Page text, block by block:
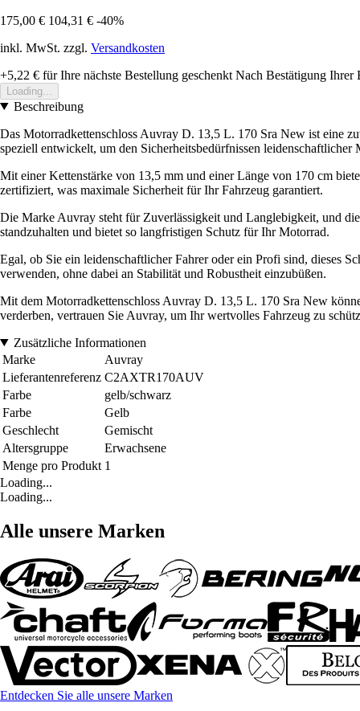
175,00 € 104,31 € -40%
inkl. MwSt. zzgl. Versandkosten
+5,22 € für Ihre nächste Bestellung geschenkt Nach Bestätigung Ihrer
Loading...
Beschreibung
Das Motorradkettenschloss Auvray D. 13,5 L. 170 Sra New ist eine
speziell entwickelt, um den Sicherheitsbedürfnissen leidenschaftlicher
Mit einer Kettenstärke von 13,5 mm und einer Länge von 170 cm
zertifiziert, was maximale Sicherheit für Ihr Fahrzeug garantiert.
Die Marke Auvray steht für Zuverlässigkeit und Langlebigkeit, und
standzuhalten und bietet so langfristigen Schutz für Ihr Motorrad.
Egal, ob Sie ein leidenschaftlicher Fahrer oder ein Profi sind, dieses
verwenden, ohne dabei an Stabilität und Robustheit einzubüßen.
Mit dem Motorradkettenschloss Auvray D. 13,5 L. 170 Sra New
verderben, vertrauen Sie Auvray, um Ihr wertvolles Fahrzeug zu
Zusätzliche Informationen
Marke
Auvray
Lieferantenreferenz C2AXTR170AUV
Farbe
gelb/schwarz
Farbe
Gelb
Geschlecht
Gemischt
Altersgruppe
Erwachsene
Menge pro Produkt 1
Loading...
Loading...
Alle unsere Marken
Entdecken Sie alle unsere Marken